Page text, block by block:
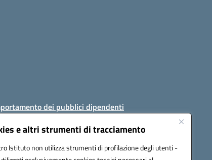
e altri strumenti di tracciamento
Istituto non utilizza strumenti di profilazione degli utenti -
dei pubblici dipendenti